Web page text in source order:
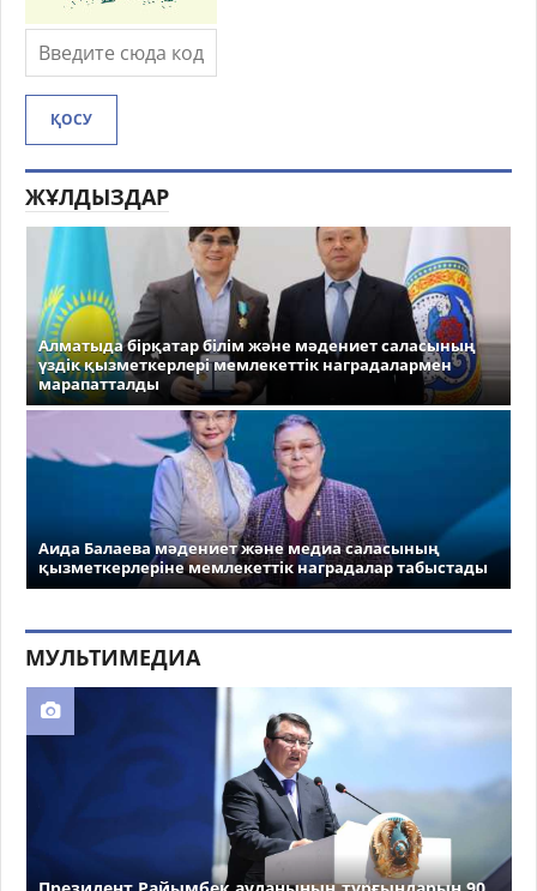
ҚОСУ
ЖҰЛДЫЗДАР
Алматыда бірқатар білім және мәдениет саласының
үздік қызметкерлері мемлекеттік наградалармен
марапатталды
Аида Балаева мәдениет және медиа саласының
қызметкерлеріне мемлекеттік наградалар табыстады
МУЛЬТИМЕДИА